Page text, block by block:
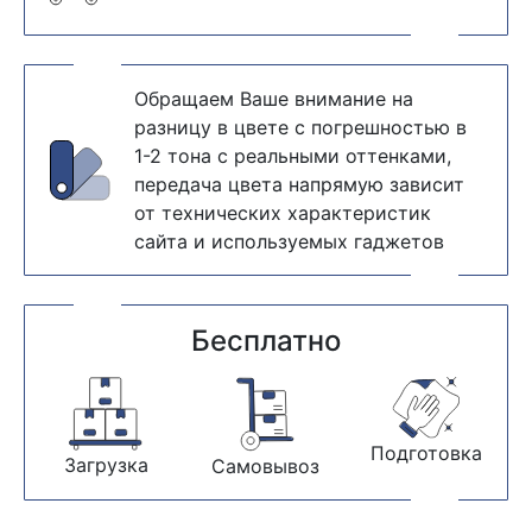
Обращаем Ваше внимание на
разницу в цвете с погрешностью в
1-2 тона с реальными оттенками,
передача цвета напрямую зависит
от технических характеристик
сайта и используемых гаджетов
Бесплатно
Загрузка Самовывоз
Подготовка